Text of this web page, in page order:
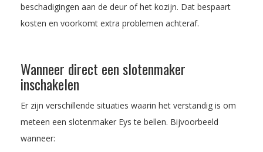
beschadigingen aan de deur of het kozijn. Dat bespaart
kosten en voorkomt extra problemen achteraf.
Wanneer direct een slotenmaker
inschakelen
Er zijn verschillende situaties waarin het verstandig is om
meteen een slotenmaker Eys te bellen. Bijvoorbeeld
wanneer: